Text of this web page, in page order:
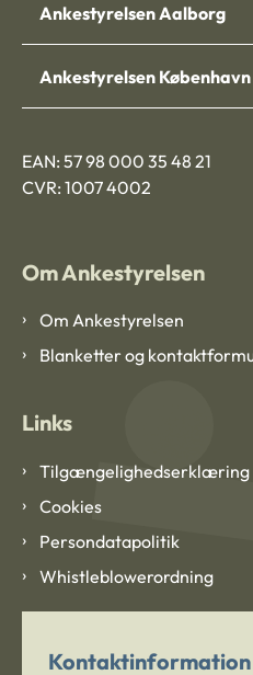
Ankestyrelsen Aalborg
Ankestyrelsen København
EAN: 57 98 000 35 48 21
CVR: 1007 4002
Om Ankestyrelsen
Om Ankestyrelsen
Blanketter og
Links
Tilgængelighedserklæring
Cookies
Persondatapolitik
Whistleblowerordning
Kontaktinformation